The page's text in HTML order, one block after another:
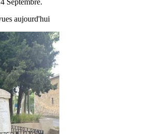
Septembre.
aujourd'hui